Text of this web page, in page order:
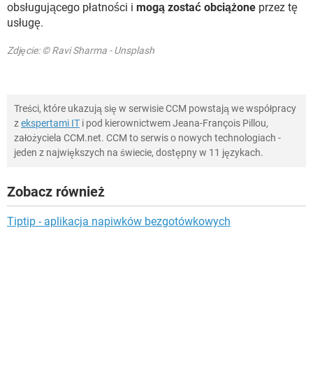
obsługującego płatności i mogą zostać obciążone przez tę
usługę.
Zdjęcie: © Ravi Sharma - Unsplash
Treści, które ukazują się w serwisie CCM powstają we współpracy
zekspertami IT i pod kierownictwem Jeana-François Pillou,
założyciela CCM.net. CCM to serwis o nowych technologiach -
jeden z największych na świecie, dostępny w 11 językach.
Zobacz również
Tiptip - aplikacja napiwków bezgotówkowych